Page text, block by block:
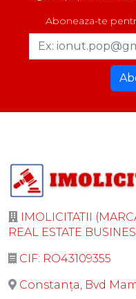
Aboneaza-te
IMOLICITATII
REAL ESTATE
CIF: RO43109355
Constanța, Bvd